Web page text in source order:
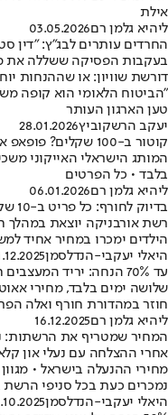
אילת
ליהיא גלמן רם03.05.2026
החרדים עותרים לבג"ץ: "דין
בעקבות הפסיקה ששללה את
דורשת שוויון: או שההנחות
"הביטוח הלאומי הוא קופה
טען הארגון העותר
יעקב הרשקוביץ28.01.2026
קוטור ב-100 שקלים? פופאפ אאוטלט מפתיע בלב תל אביב
המותג הישראלי האייקוני
בלבד • כל הפרטים
ליהיא גלמן רם06.01.2026
בדיוק לחורף: כל פריט ב-10 שקלים בלבד
רשת אורבניקה יוצאת במהלך
הילדים ימכרו במחיר אחיד
היאלי יעקבי-הנדלסמן
עד 70% הנחה: יריד המעצבים חוזר - ויש גם הפתעה
שלושה ימים בלבד, מחירי
חוזר במהדורת חורף ואלה
ליהיא גלמן רם16.12.2025
המחיר שמטריף את הרשתות: נעלי
אחרי ההצלחה עם נעלי און
מחירי ההנעלה בישראל •
נמכרים כעת בכל סניפי הרשת
היאלי יעקבי-הנדלסמן